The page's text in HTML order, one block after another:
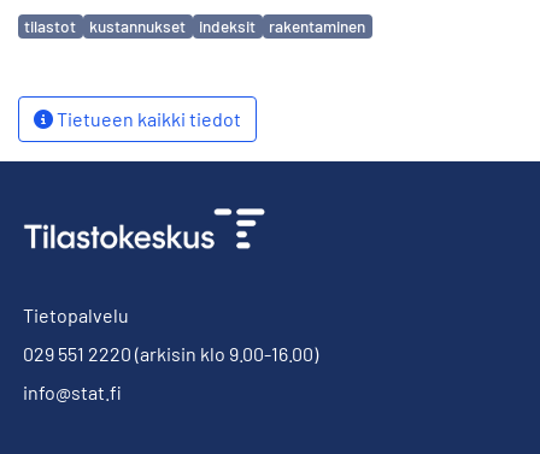
Avainsanat
tilastot kustannukset indeksit rakentaminen
Tietueen kaikki tiedot
Tietopalvelu
029 551 2220 (arkisin klo 9.00-16.00)
info@stat.fi